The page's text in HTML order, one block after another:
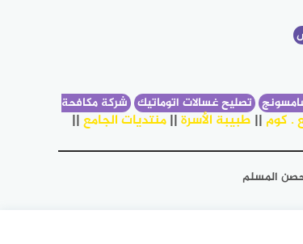
تصليح غسالات اتوماتيكشركة مكافحة
. كوم || طبيبة الأسرة||منتديات الجامع||
حصن المسلم